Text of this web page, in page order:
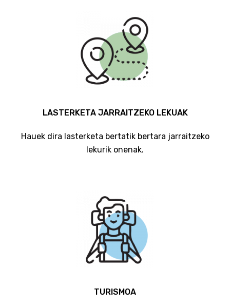
LASTERKETA JARRAITZEKO LEKUAK
Hauek dira lasterketa bertatik bertara jarraitzeko
lekurik onenak.
TURISMOA